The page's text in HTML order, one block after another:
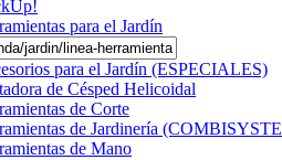
para el Jardín
para el Jardín (ESPECIALES)
de Césped Helicoidal
de Corte
de Jardinería
de Mano